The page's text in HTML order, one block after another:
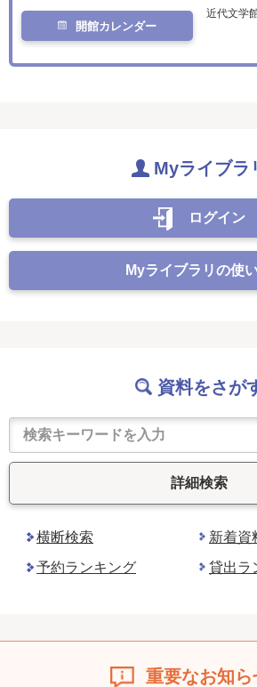
開館カレンダー
近代文学
Myライブラ
ログイン
Myライブラリの使
資料をさが
詳細検索
横断検索
新着資
予約ランキング
貸出ラ
重要なお知ら